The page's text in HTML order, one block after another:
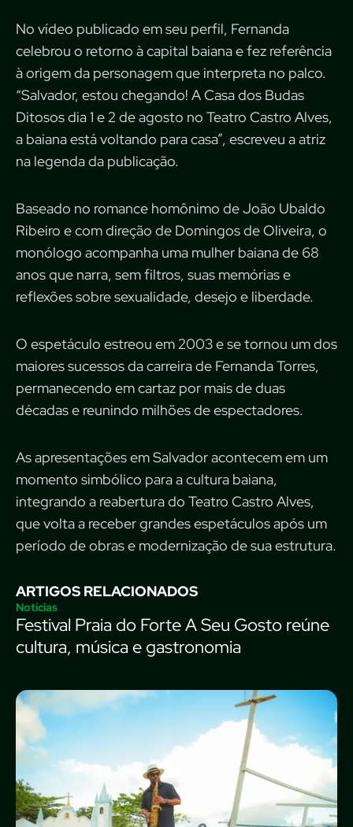
No vídeo publicado em seu perfil, Fernanda
celebrou o retorno à capital baiana e fez referência
à origem da personagem que interpreta no palco.
“Salvador, estou chegando! A Casa dos Budas
Ditosos dia 1 e 2 de agosto no Teatro Castro Alves,
a baiana está voltando para casa”, escreveu a atriz
na legenda da publicação.
Baseado no romance homônimo de João Ubaldo
Ribeiro e com direção de Domingos de Oliveira, o
monólogo acompanha uma mulher baiana de 68
anos que narra, sem filtros, suas memórias e
reflexões sobre sexualidade, desejo e liberdade.
O espetáculo estreou em 2003 e se tornou um dos
maiores sucessos da carreira de Fernanda Torres,
permanecendo em cartaz por mais de duas
décadas e reunindo milhões de espectadores.
As apresentações em Salvador acontecem em um
momento simbólico para a cultura baiana,
integrando a reabertura do Teatro Castro Alves,
que volta a receber grandes espetáculos após um
período de obras e modernização de sua estrutura.
ARTIGOS RELACIONADOS
Notícias
Festival Praia do Forte A Seu Gosto reúne
cultura, música e gastronomia